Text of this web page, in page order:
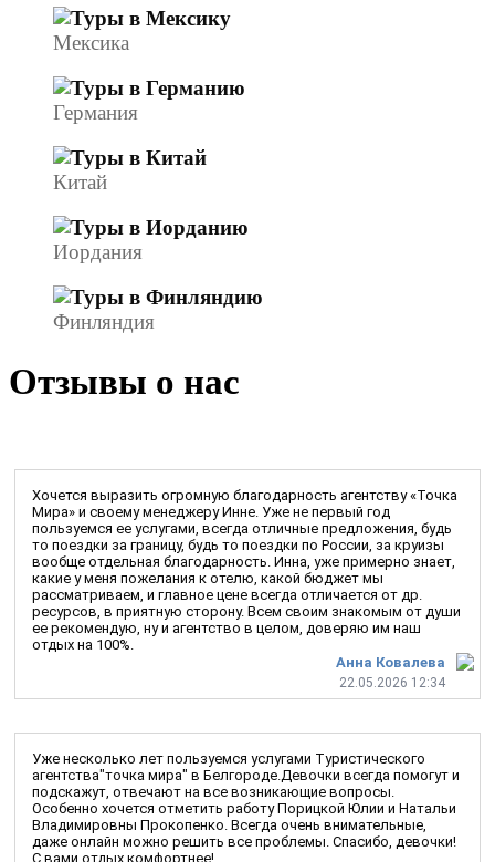
Мексика
Германия
Китай
Иордания
Финляндия
Отзывы о нас
Анна Ковалева
22.05.2026 12:34
Хочется выразить огромную благодарность агентству «Точка
Мира» и своему менеджеру Инне. Уже не первый год
пользуемся ее услугами, всегда отличные предложения, будь
то поездки за границу, будь то поездки по России, за круизы
вообще отдельная благодарность. Инна, уже примерно знает,
какие у меня пожелания к отелю, какой бюджет мы
рассматриваем, и главное цене всегда отличается от др.
ресурсов, в приятную сторону. Всем своим знакомым от души
ее рекомендую, ну и агентство в целом, доверяю им наш
отдых на 100%.
Уже несколько лет пользуемся услугами Туристического
агентства"точка мира" в Белгороде.Девочки всегда помогут и
подскажут, отвечают на все возникающие вопросы.
Особенно хочется отметить работу Порицкой Юлии и Натальи
Владимировны Прокопенко. Всегда очень внимательные,
даже онлайн можно решить все проблемы. Спасибо, девочки!
С вами отдых комфортнее!